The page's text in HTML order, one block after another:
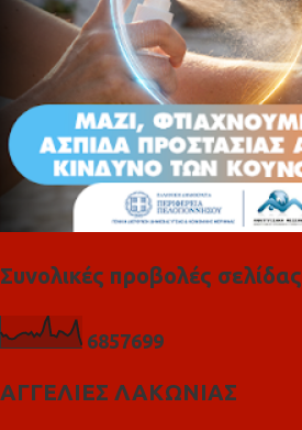
Συνολικές προβολές σελίδας
6857699
ΑΓΓΕΛΙΕΣ ΛΑΚΩΝΙΑΣ